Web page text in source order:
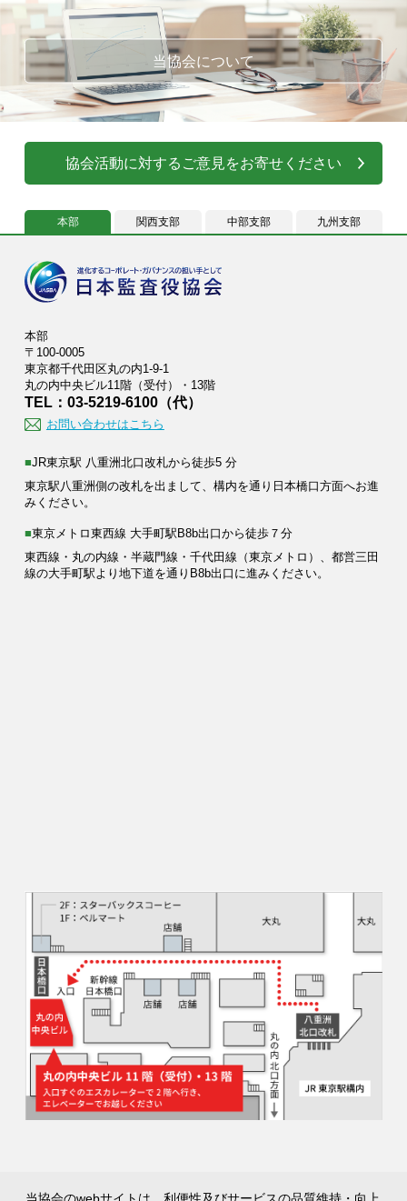
当協会について
協会活動に対するご意見をお寄せください
本部 関西支部 中部支部 九州支部
本部
〒100-0005
東京都千代田区丸の内1-9-1
丸の内中央ビル11階（受付）・13階
TEL：03-5219-6100（代）
お問い合わせはこちら
■JR東京駅 八重洲北口改札から徒歩5 分
東京駅八重洲側の改札を出まして、構内を通り日本橋口方面へお進
みください。
■東京メトロ東西線 大手町駅B8b出口から徒歩７分
東西線・丸の内線・半蔵門線・千代田線（東京メトロ）、都営三田
線の大手町駅より地下道を通りB8b出口に進みください。